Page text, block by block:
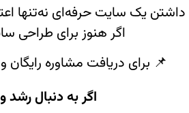
داشتن یک سایت حرفه‌ای نه‌تنها
اگر هنوز برای طراحی
📌 برای دریافت مشاوره
اگر به دنبال